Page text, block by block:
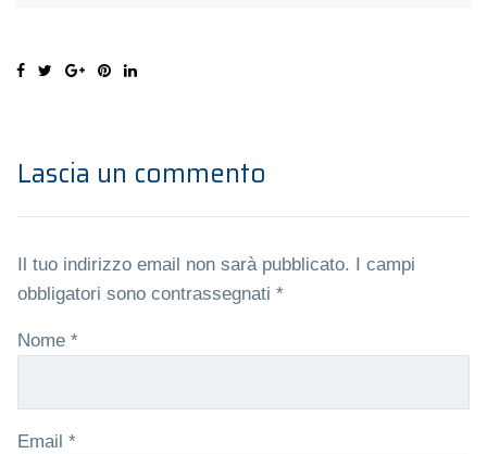
Lascia un commento
Il tuo indirizzo email non sarà pubblicato.
I campi
obbligatori sono contrassegnati *
Nome *
Email *